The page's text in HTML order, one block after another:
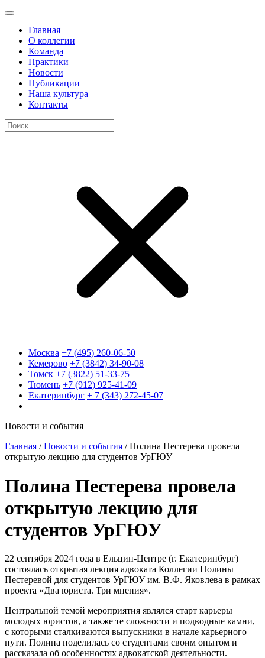
Главная
О коллегии
Команда
Практики
Новости
Публикации
Наша культура
Контакты
Москва +7 (495) 260-06-50
Кемерово +7 (3842) 34-90-08
Томск +7 (3822) 51-33-75
Тюмень +7 (912) 925-41-09
Екатеринбург + 7 (343) 272-45-07
Новости и события
Главная /Новости и события /Полина Пестерева провела
открытую лекцию для студентов УрГЮУ
Полина Пестерева провела
открытую лекцию для
студентов УрГЮУ
22 сентября 2024 года в Ельцин-Центре (г. Екатеринбург)
состоялась открытая лекция адвоката Коллегии Полины
Пестеревой для студентов УрГЮУ им. В.Ф. Яковлева в рамках
проекта «Два юриста. Три мнения».
Центральной темой мероприятия являлся старт карьеры
молодых юристов, а также те сложности и подводные камни,
с которыми сталкиваются выпускники в начале карьерного
пути. Полина поделилась со студентами своим опытом и
рассказала об особенностях адвокатской деятельности.